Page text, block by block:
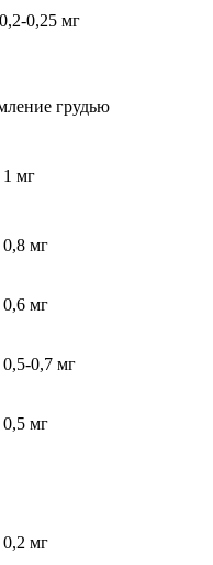
0,2-0,25 мг
грудью
1 мг
0,8 мг
0,6 мг
0,5-0,7 мг
0,5 мг
0,2 мг